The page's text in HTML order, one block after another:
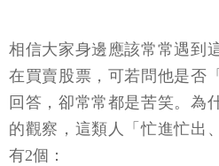
相信大家身邊應該常常遇到
在買賣股票，可若問他是否
回答，卻常常都是苦笑。為
的觀察，這類人「忙進忙出
有2個：